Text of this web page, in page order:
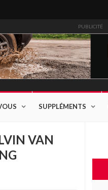
PUBLICITÉ
SUPPLÉMENTS
VAN